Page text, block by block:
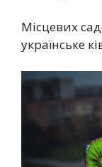
Місцевих
українське